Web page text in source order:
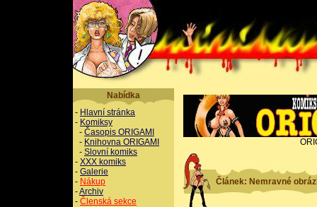
Nabídka
- Hlavní stránka
- Komiksy
- Časopis ORIGAMI
- Knihovna ORIGAMI
- Slovní komiks
- XXX komiks
- Galerie
- Nákup
-Archiv
- Členská sekce
Článek: Nemravné